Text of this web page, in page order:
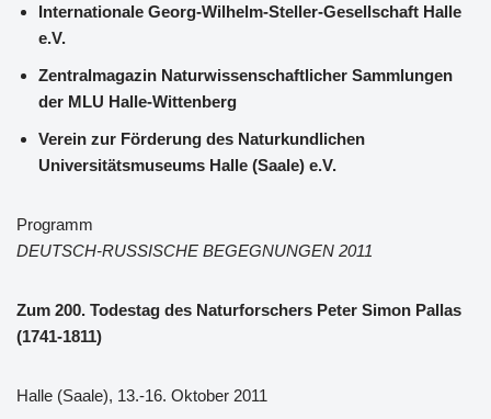
Internationale Georg-Wilhelm-Steller-Gesellschaft Halle
e.V.
Zentralmagazin Naturwissenschaftlicher Sammlungen
der MLU Halle-Wittenberg
Verein zur Förderung des Naturkundlichen
Universitätsmuseums Halle (Saale) e.V.
Programm
DEUTSCH-RUSSISCHE BEGEGNUNGEN 2011
Zum 200. Todestag des Naturforschers Peter Simon Pallas
(1741-1811)
Halle (Saale), 13.-16. Oktober 2011